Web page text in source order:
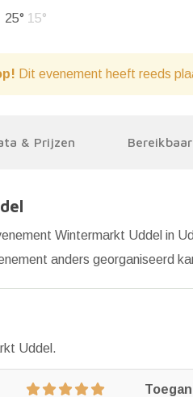
25° 15°
Dit evenement heeft reeds
& Prijzen
Wintermarkt Uddel in
anders georganiseerd
Uddel.